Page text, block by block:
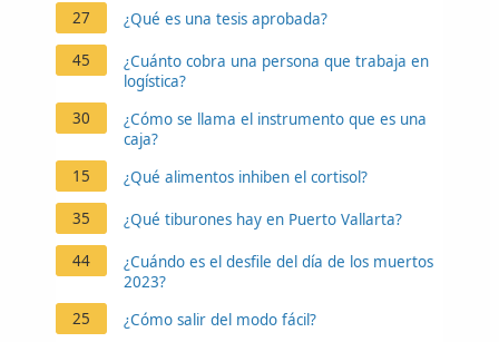
27 ¿Qué es una tesis aprobada?
45
¿Cuánto cobra una persona que trabaja en
logística?
30
¿Cómo se llama el instrumento que es una
caja?
15
¿Qué alimentos inhiben el cortisol?
35 ¿Qué tiburones hay en Puerto Vallarta?
44
¿Cuándo es el desfile del día de los muertos
2023?
25
¿Cómo salir del modo fácil?